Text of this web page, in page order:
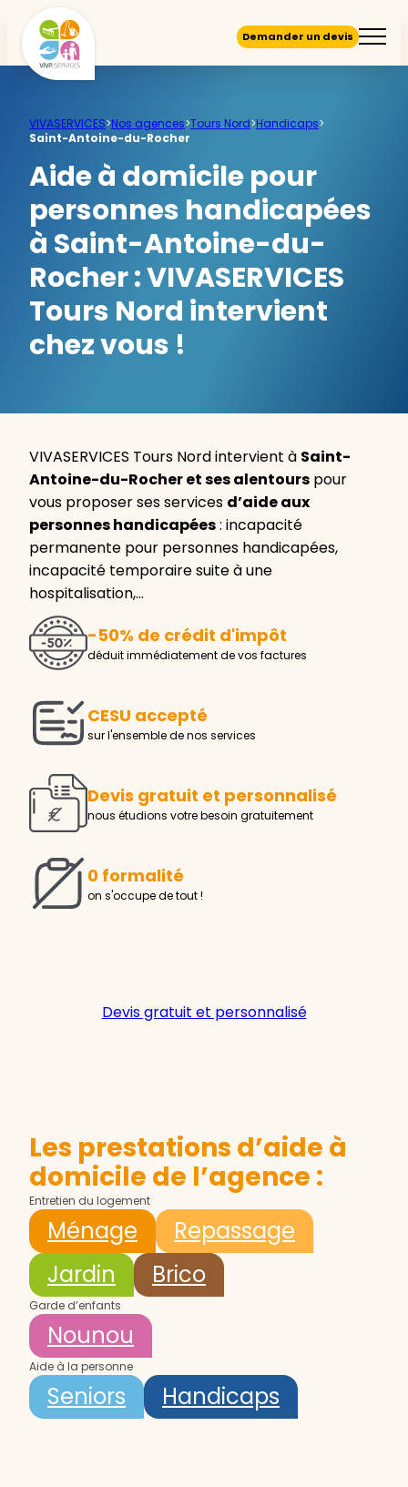
Demander un devis
VIVASERVICES>Nos agences>Tours Nord>Handicaps>
Saint-Antoine-du-Rocher
Aide à domicile pour
personnes handicapées
à Saint-Antoine-du-
Rocher :VIVASERVICES
Tours Nord intervient
chez vous !
VIVASERVICES Tours Nord intervient à Saint-
Antoine-du-Rocher et ses alentours pour
vous proposer ses services d’aide aux
personnes handicapées: incapacité
permanente pour personnes handicapées,
incapacité temporaire suite à une
hospitalisation,…
-50% de crédit d'impôt
déduit immédiatement de vos factures
CESU accepté
sur l'ensemble de nos services
Devis gratuit et personnalisé
nous étudions votre besoin gratuitement
0 formalité
on s'occupe de tout !
Devis gratuit et personnalisé
Les prestations d’aide à
domicile de l’agence :
Entretien du logement
Ménage
Repassage
Jardin
Brico
Garde d’enfants
Nounou
Aide à la personne
Seniors Handicaps